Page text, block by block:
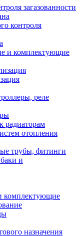
загазованности
контроля
и комплектующие
реле
радиаторам
отопления
трубы, фитинги
и
комплектующие
назначения